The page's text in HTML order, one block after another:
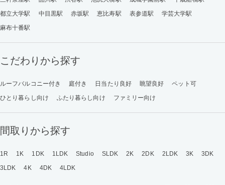
都立大学駅
中目黒駅 赤坂駅 恵比寿駅 表参道駅
学芸大学駅
麻布十番駅
こだわりから探す
ルーフバルコニー付き 庭付き 日当たり良好 眺望良好
ペット可
ひとり暮らし向け
ふたり暮らし向け ファミリー向け
間取りから探す
1R 1K 1DK 1LDK Studio SLDK 2K 2DK 2LDK 3K
3DK
3LDK
4K 4DK 4LDK